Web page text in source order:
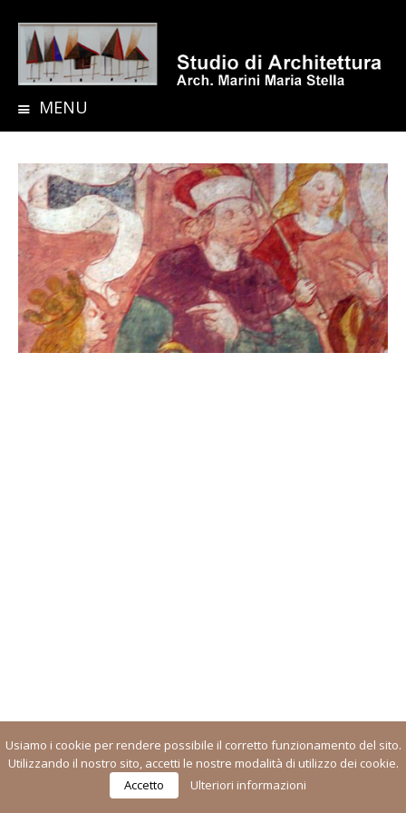
MENU
S
I
P
T
O
C
O
N
T
E
Copyright © MARINI MARIA STELLA - Via Fiume, 9/A - Primiero San
Martino di Castrozza (TN) - P.IVA 00940910227
Usiamo i cookie per rendere possibile il corretto funzionamento del sito.
Utilizzando il nostro sito, accetti le nostre modalità di utilizzo dei cookie.
Accetto
Ulteriori informazioni